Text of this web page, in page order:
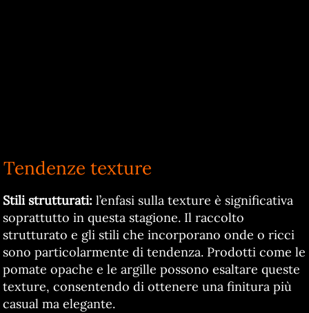
Tendenze texture
Stili strutturati: l’enfasi sulla texture è significativa
soprattutto in questa stagione. Il raccolto
strutturato e gli stili che incorporano onde o ricci
sono particolarmente di tendenza. Prodotti come le
pomate opache e le argille possono esaltare queste
texture, consentendo di ottenere una finitura più
casual ma elegante.